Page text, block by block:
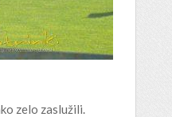
zelo zaslužili.